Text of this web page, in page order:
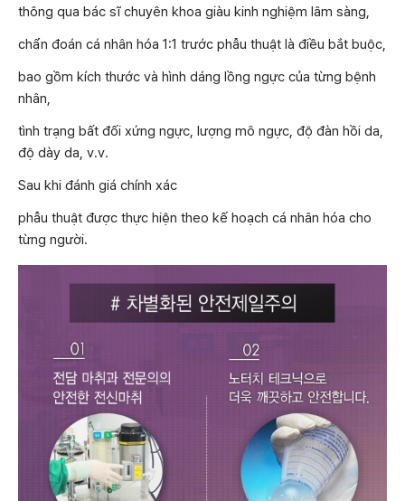
thông qua bác sĩ chuyên khoa giàu kinh nghiệm lâm sàng,
chẩn đoán cá nhân hóa 1:1 trước phẫu thuật là điều bắt buộc,
bao gồm kích thước và hình dáng lồng ngực của từng bệnh
nhân,
tình trạng bất đối xứng ngực, lượng mô ngực, độ đàn hồi da,
độ dày da, v.v.
Sau khi đánh giá chính xác
phẫu thuật được thực hiện theo kế hoạch cá nhân hóa cho
từng người.